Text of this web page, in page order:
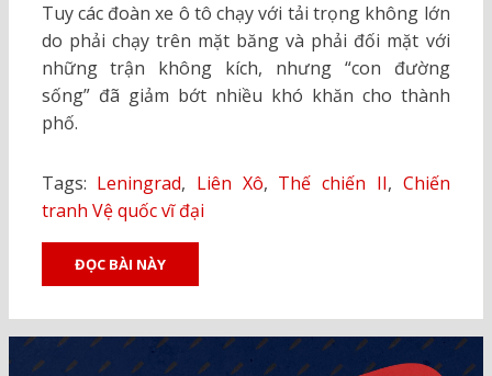
Tuy các đoàn xe ô tô chạy với tải trọng không lớn
do phải chạy trên mặt băng và phải đối mặt với
những trận không kích, nhưng “con đường
sống” đã giảm bớt nhiều khó khăn cho thành
phố.
Tags: Leningrad, Liên Xô, Thế chiến II, Chiến
tranh Vệ quốc vĩ đại
ĐỌC BÀI NÀY